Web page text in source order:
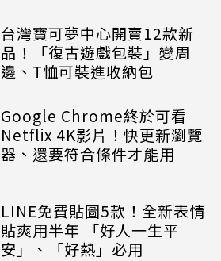
台灣寶可夢中心開賣12款新
品！「復古遊戲包裝」變周
邊、T恤可裝進收納包
Google Chrome終於可看
Netflix 4K影片！快更新瀏覽
器、還要符合條件才能用
LINE免費貼圖5款！全新表情
貼爽用半年 「好人一生平
安」、「好熱」必用